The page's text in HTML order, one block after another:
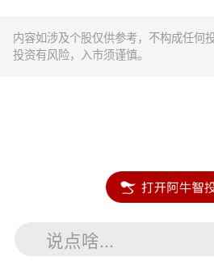
内容如涉及个股仅供参考，不构成任何
投资有风险，入市须谨慎。
说点啥...